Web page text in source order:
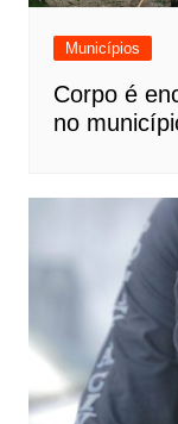
Municípios
Corpo é
no